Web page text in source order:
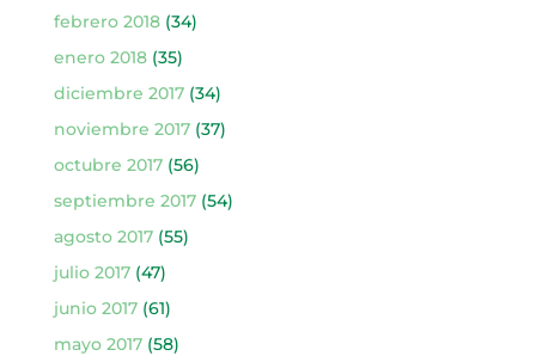
febrero 2018(34)
enero 2018(35)
diciembre 2017(34)
noviembre 2017(37)
octubre 2017(56)
septiembre 2017(54)
agosto 2017(55)
julio 2017(47)
junio 2017(61)
mayo 2017(58)